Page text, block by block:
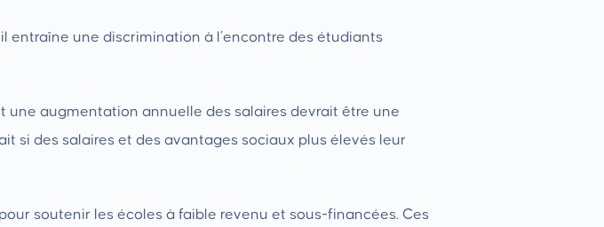
entraîne une discrimination à l’encontre des étudiants
augmentation annuelle des salaires devrait être une
si des salaires et des avantages sociaux plus élevés leur
soutenir les écoles à faible revenu et sous-financées. Ces